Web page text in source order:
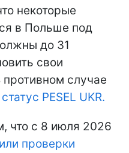
некоторые
в Польше под
до 31
свои
случае
PESEL UKR.
что с 8 июля 2026
проверки